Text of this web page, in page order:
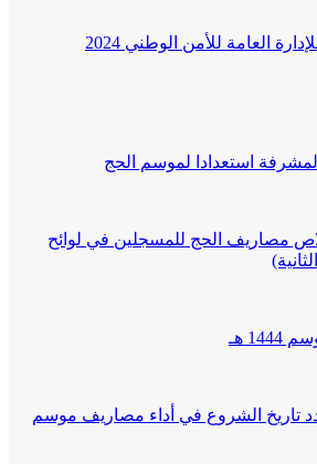
العامة للأمن الوطني 2024
استعدادا لموسم الحج
مصاريف الحج للمسجلين في لوائح
هـ
تاريخ الشروع في أداء مصاريف موسم